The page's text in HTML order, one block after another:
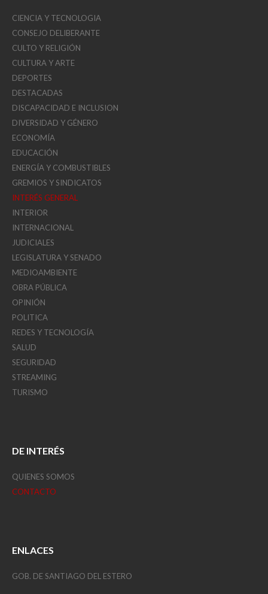
CIENCIA Y TECNOLOGIA
CONSEJO DELIBERANTE
CULTO Y RELIGIÓN
CULTURA Y ARTE
DEPORTES
DESTACADAS
DISCAPACIDAD E INCLUSION
DIVERSIDAD Y GÉNERO
ECONOMÍA
EDUCACIÓN
ENERGÍA Y COMBUSTIBLES
GREMIOS Y SINDICATOS
INTERÉS GENERAL
INTERIOR
INTERNACIONAL
JUDICIALES
LEGISLATURA Y SENADO
MEDIOAMBIENTE
OBRA PÚBLICA
OPINIÓN
POLITICA
REDES Y TECNOLOGÍA
SALUD
SEGURIDAD
STREAMING
TURISMO
DE INTERÉS
QUIENES SOMOS
CONTACTO
ENLACES
GOB. DE SANTIAGO DEL ESTERO